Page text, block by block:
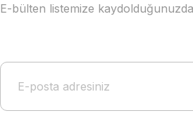
E-bülten listemize